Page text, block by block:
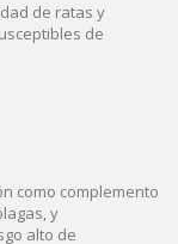
de ratas y
de
como complemento
y
alto de